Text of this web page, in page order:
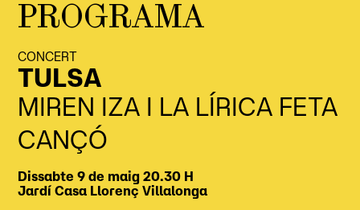
PROGRAMA
CONCERT
TULSA
MIREN IZA I LA LÍRICA FETA
CANÇÓ
Dissabte 9 de maig 20.30 H
Jardí Casa Llorenç Villalonga